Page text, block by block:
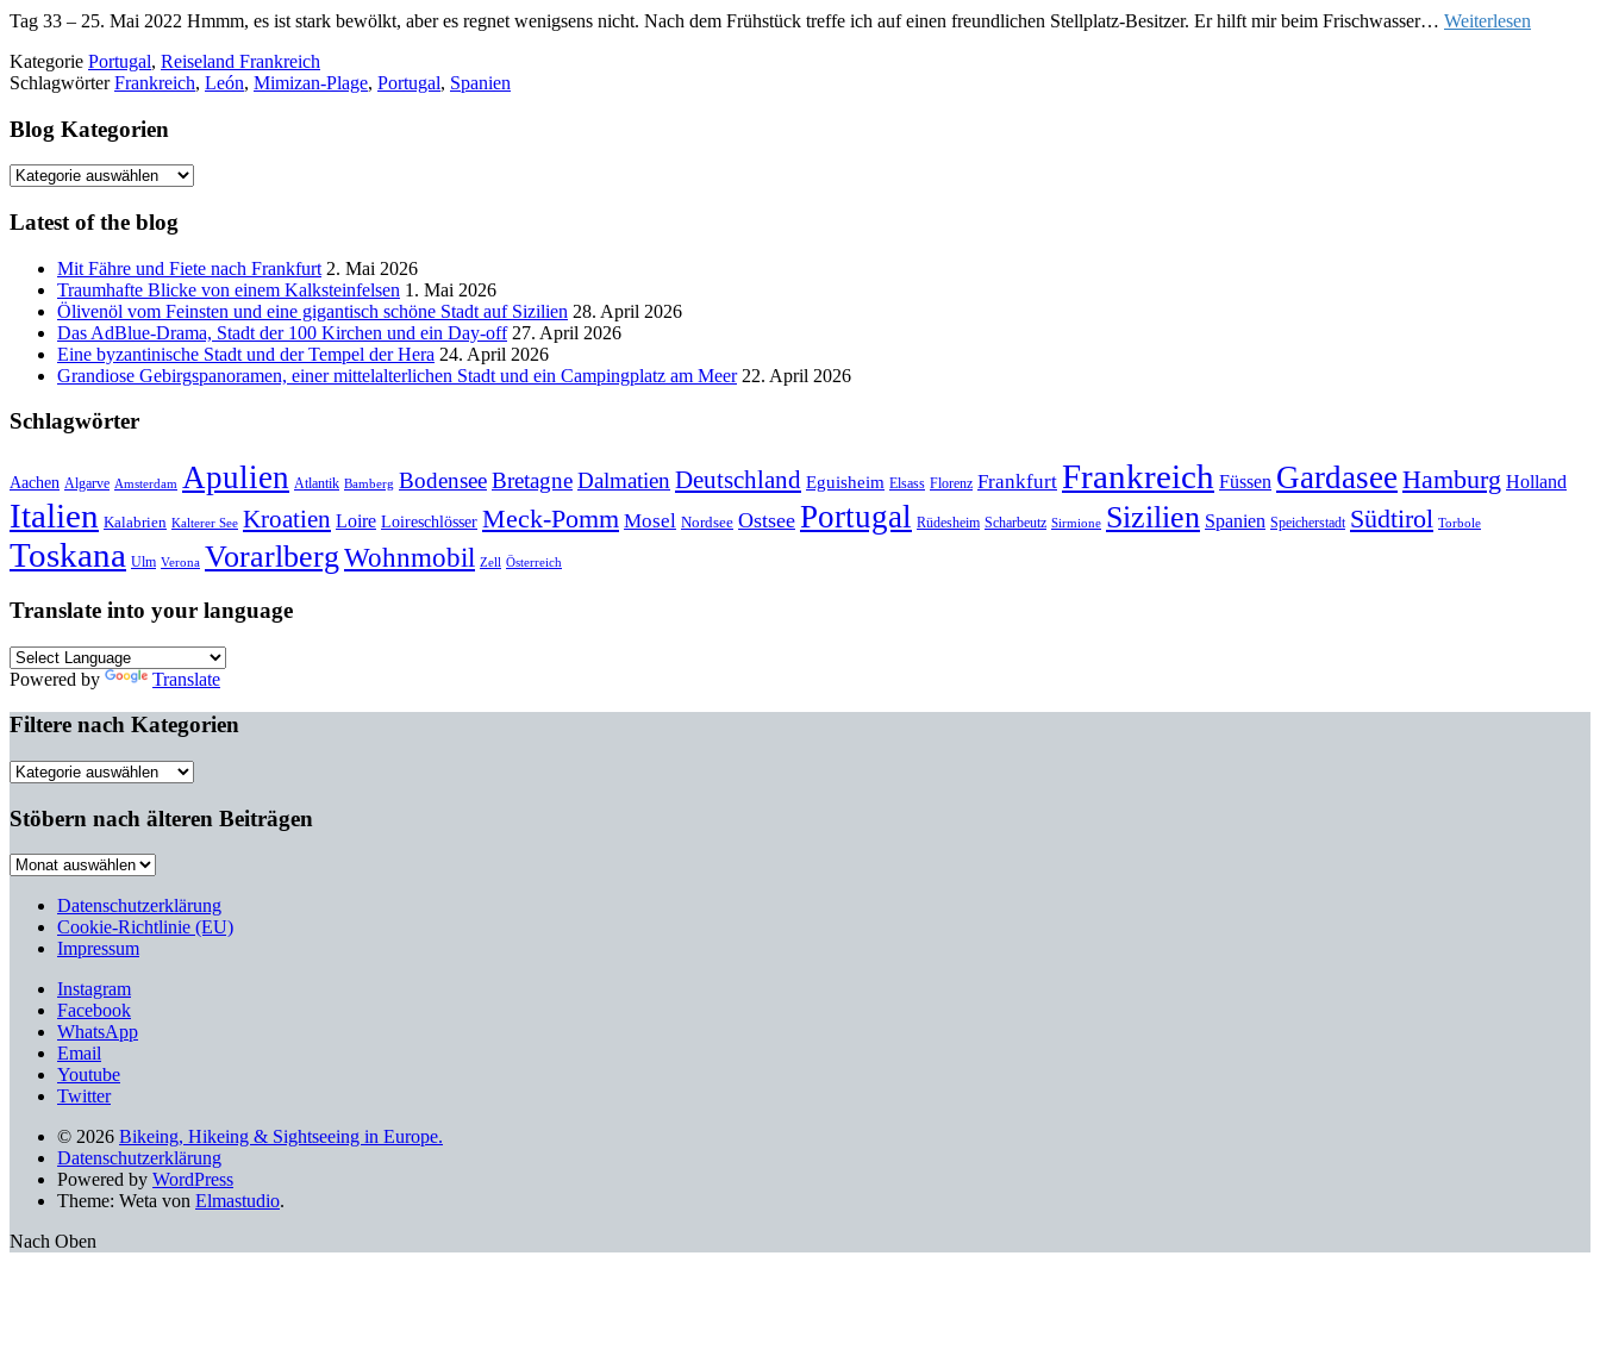
Tag 33 – 25. Mai 2022 Hmmm, es ist stark bewölkt, aber es regnet wenigsens nicht. Nach dem Frühstück treffe ich auf einen freundlichen Stellplatz-Besitzer. Er hilft mir beim Frischwasser… Weiterlesen
Kategorie Portugal, Reiseland Frankreich
SchlagwörterFrankreich, León, Mimizan-Plage, Portugal, Spanien
Blog Kategorien
Blog
Latest of the blog
Mit Fähre und Fiete nach Frankfurt 2. Mai 2026
Traumhafte Blicke von einem Kalksteinfelsen 1. Mai 2026
Ölivenöl vom Feinsten und eine gigantisch schöne Stadt auf Sizilien 28. April 2026
Das AdBlue-Drama, Stadt der 100 Kirchen und ein Day-off 27. April 2026
Eine byzantinische Stadt und der Tempel der Hera 24. April 2026
Grandiose Gebirgspanoramen, einer mittelalterlichen Stadt und ein Campingplatz am Meer 22. April 2026
Schlagwörter
Aachen Algarve Amsterdam Apulien Atlantik Bamberg BodenseeBretagneDalmatien Deutschland Eguisheim Elsass Florenz Frankfurt Frankreich Füssen Gardasee Hamburg Holland
Italien Kalabrien Kalterer See Kroatien Loire Loireschlösser Meck-Pomm Mosel Nordsee Ostsee Portugal Rüdesheim Scharbeutz Sirmione Sizilien Spanien Speicherstadt Südtirol Torbole
Toskana Ulm Verona VorarlbergWohnmobil Zell Österreich
Translate into your language
Powered by Translate
Filtere nach Kategorien
Filtere
Kategorien
Stöbern nach älteren Beiträgen
Stöbern
älteren
Beiträgen
Datenschutzerklärung
Cookie-Richtlinie (EU)
Impressum
Instagram
Facebook
WhatsApp
Email
Youtube
Twitter
© 2026 Bikeing, Hikeing & Sightseeing in Europe.
Datenschutzerklärung
Powered by WordPress
Theme: Weta von Elmastudio.
Nach Oben